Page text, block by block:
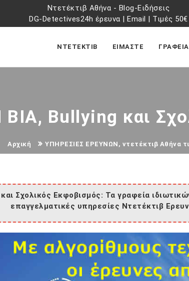
Ντετέκτιβ Αθήνα - Blog-Ειδήσεις
DG-Detectives24h έρευνα |Email | Τιμές 50€
ΝΤΕΤΕΚΤΙΒ ΕΙΜΑΣΤΕ ΓΡΑΦΕΙΑ
Bullying και
Αρχική ΥΠΗΡΕΣΙΕΣ ΕΡΕΥΝΩΝ, ντετέκτιβ Αθήνα
Σχολικός Εκφοβισμός: Τα γραφεία
επαγγελματικές υπηρεσίες Ντετέκτιβ